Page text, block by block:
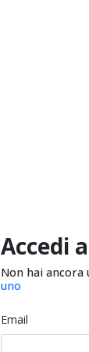
Accedi
Non hai ancora
uno
Email